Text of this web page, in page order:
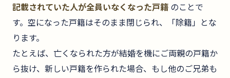
記載されていた人が全員いなくなった戸籍 のことで
す。空になった戸籍はそのまま閉じられ、「除籍」とな
ります。
たとえば、亡くなられた方が結婚を機にご両親の戸籍か
ら抜け、新しい戸籍を作られた場合、もし他のご兄弟も